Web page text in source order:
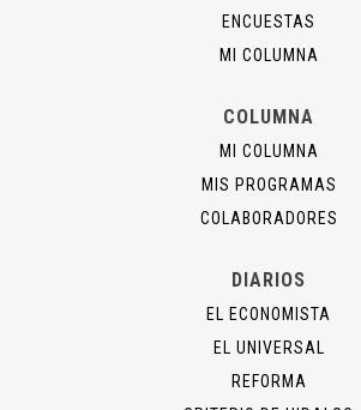
ENCUESTAS
MI COLUMNA
COLUMNA
MI COLUMNA
MIS PROGRAMAS
COLABORADORES
DIARIOS
EL ECONOMISTA
EL UNIVERSAL
REFORMA